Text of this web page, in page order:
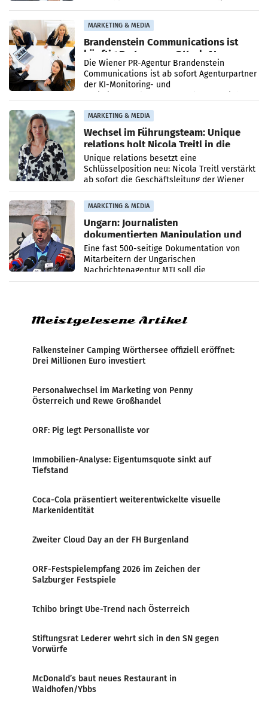
MARKETING & MEDIA
Brandenstein Communications ist
künftig Partner von OtterlyAI
Die Wiener PR-Agentur Brandenstein
Communications ist ab sofort Agenturpartner
der KI-Monitoring- und
MARKETING & MEDIA
Wechsel im Führungsteam: Unique
relations holt Nicola Treitl in die
Geschäftsleitung
Unique relations besetzt eine
Schlüsselposition neu: Nicola Treitl verstärkt
ab sofort die Geschäftsleitung der Wiener
PR-Agentur an der Seite von Josef Kalina und
Anna Kalina-Mahr.
MARKETING & MEDIA
Ungarn: Journalisten
dokumentierten Manipulation und
Zensur
Eine fast 500-seitige Dokumentation von
Mitarbeitern der Ungarischen
Nachrichtenagentur MTI soll die
systematische Nachrichten-Manipulation und
Meistgelesene Artikel
Falkensteiner Camping Wörthersee offiziell eröffnet:
Drei Millionen Euro investiert
Personalwechsel im Marketing von Penny
Österreich und Rewe Großhandel
ORF: Pig legt Personalliste vor
Immobilien-Analyse: Eigentumsquote sinkt auf
Tiefstand
Coca-Cola präsentiert weiterentwickelte visuelle
Markenidentität
Zweiter Cloud Day an der FH Burgenland
ORF-Festspielempfang 2026 im Zeichen der
Salzburger Festspiele
Tchibo bringt Ube-Trend nach Österreich
Stiftungsrat Lederer wehrt sich in den SN gegen
Vorwürfe
McDonald’s baut neues Restaurant in
Waidhofen/Ybbs